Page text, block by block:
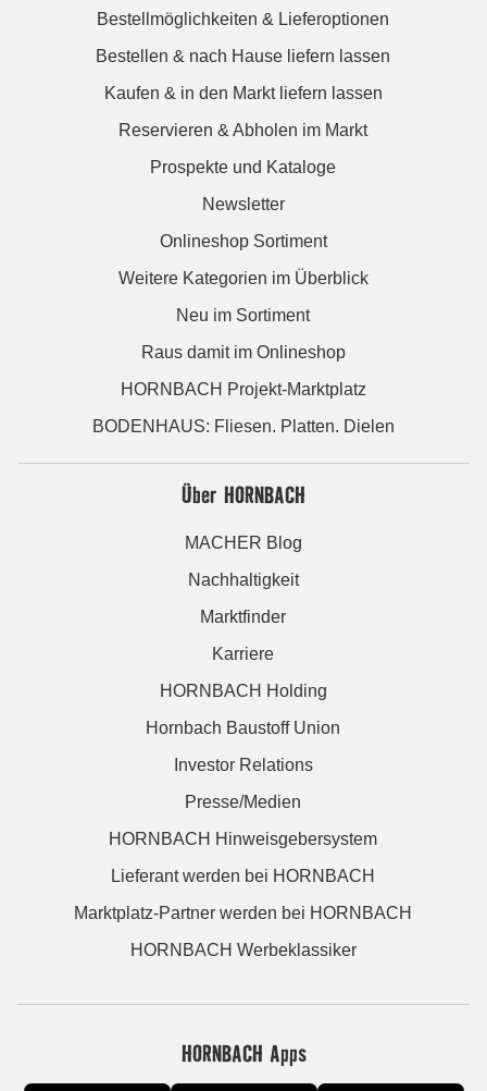
Bestellmöglichkeiten & Lieferoptionen
Bestellen & nach Hause liefern lassen
Kaufen & in den Markt liefern lassen
Reservieren & Abholen im Markt
Prospekte und Kataloge
Newsletter
Onlineshop Sortiment
Weitere Kategorien im Überblick
Neu im Sortiment
Raus damit im Onlineshop
HORNBACH Projekt-Marktplatz
BODENHAUS: Fliesen. Platten. Dielen
Über HORNBACH
MACHER Blog
Nachhaltigkeit
Marktfinder
Karriere
HORNBACH Holding
Hornbach Baustoff Union
Investor Relations
Presse/Medien
HORNBACH Hinweisgebersystem
Lieferant werden bei HORNBACH
Marktplatz-Partner werden bei HORNBACH
HORNBACH Werbeklassiker
HORNBACH Apps